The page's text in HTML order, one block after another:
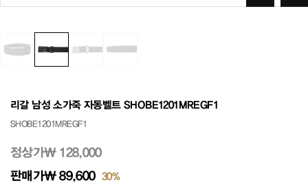
리갈 남성 소가죽 자동벨트 SHOBE1201MREGF1
SHOBE1201MREGF1
정상가₩ 128,000
판매가₩ 89,600 30%